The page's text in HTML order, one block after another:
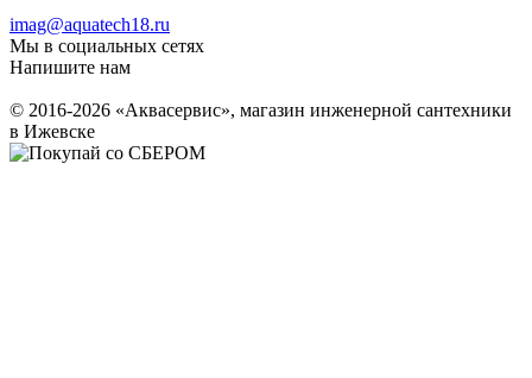
imag@aquatech18.ru
Мы в социальных сетях
Напишите нам
© 2016-2026 «Аквасервис», магазин инженерной сантехники
в Ижевске